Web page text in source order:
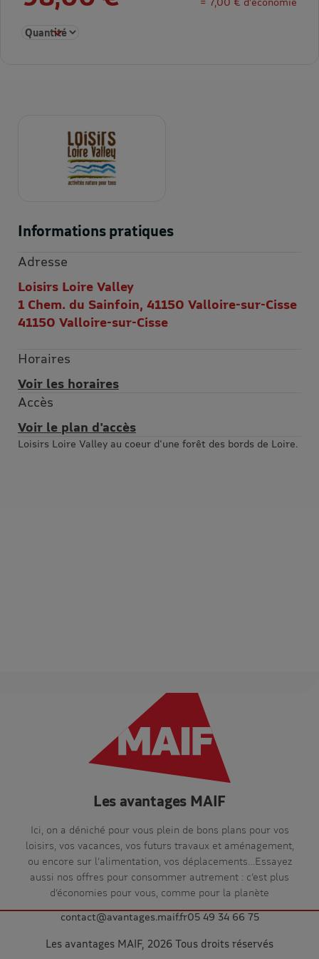
Sélectionner la quantité pour Loisirs Loire Valley Envoi sous
Informations pratiques
Adresse
Loisirs Loire Valley
1 Chem. du Sainfoin, 41150 Valloire-sur-Cisse
41150 Valloire-sur-Cisse
Horaires
Voir les horaires
Accès
Voir le plan d'accès
Loisirs Loire Valley au coeur d'une forêt des bords de Loire.
Les avantages MAIF
Ici, on a déniché pour vous plein de bons plans pour vos
loisirs, vos vacances, vos futurs travaux et aménagement,
ou encore sur l’alimentation, vos déplacements…Essayez
aussi nos offres pour consommer autrement : c’est plus
d’économies pour vous, comme pour la planète
contact@avantages.maif.fr05 49 34 66 75
Les avantages MAIF, 2026 Tous droits réservés